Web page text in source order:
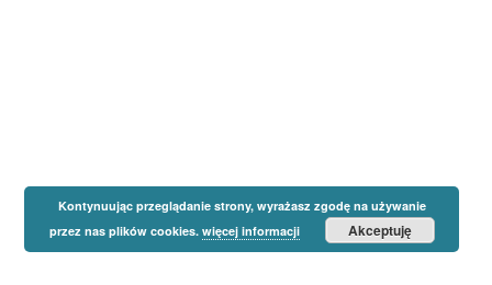
Kontynuując przeglądanie strony, wyrażasz zgodę na używanie
przez nas plików cookies. więcej informacji Akceptuję